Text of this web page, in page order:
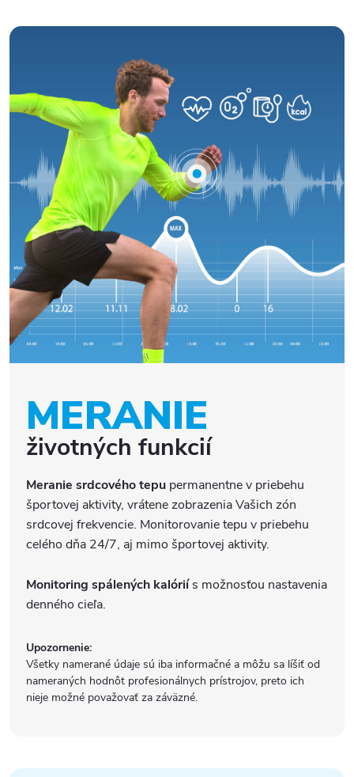
MERANIE
životných funkcií
Meranie srdcového tepu permanentne v priebehu
športovej aktivity, vrátene zobrazenia Vašich zón
srdcovej frekvencie. Monitorovanie tepu v priebehu
celého dňa 24/7, aj mimo športovej aktivity.
Monitoring spálených kalóriís možnosťou nastavenia
denného cieľa.
Upozornenie:
Všetky namerané údaje sú iba informačné a môžu sa líšiť od
nameraných hodnôt profesionálnych prístrojov, preto ich
nieje možné považovať za záväzné.